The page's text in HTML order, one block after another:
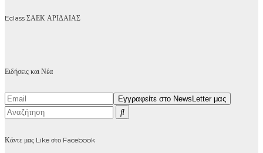
Eclass ΣΑΕΚ ΑΡΙΔΑΙΑΣ
Ειδήσεις και Νέα
Κάντε μας Like στο Facebook